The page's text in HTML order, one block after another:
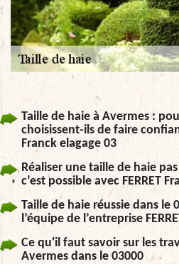
Taille de haie à Avermes :
choisissent-ils de faire
Franck elagage 03
Réaliser une taille de haie
c’est possible avec FERRET
Taille de haie réussie dans le
l’équipe de l’entreprise
Ce qu'il faut savoir sur les
Avermes dans le 03000